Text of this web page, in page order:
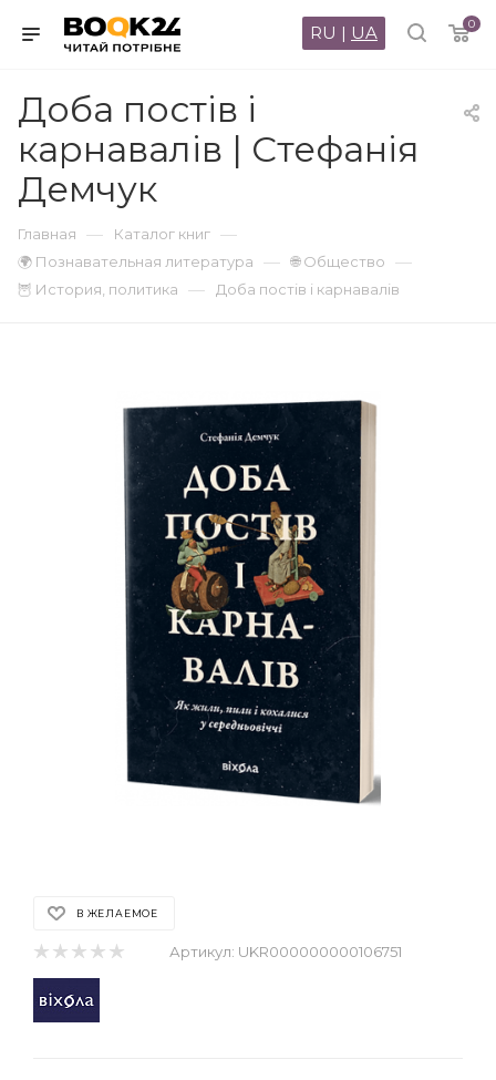
0
RU | UA
Доба постів і
карнавалів | Стефанія
Демчук
Главная — Каталог книг —
🌍 Познавательная литература — 🌐 Общество —
🦉 История, политика — Доба постів і карнавалів
В ЖЕЛАЕМОЕ
Артикул: UKR000000000106751